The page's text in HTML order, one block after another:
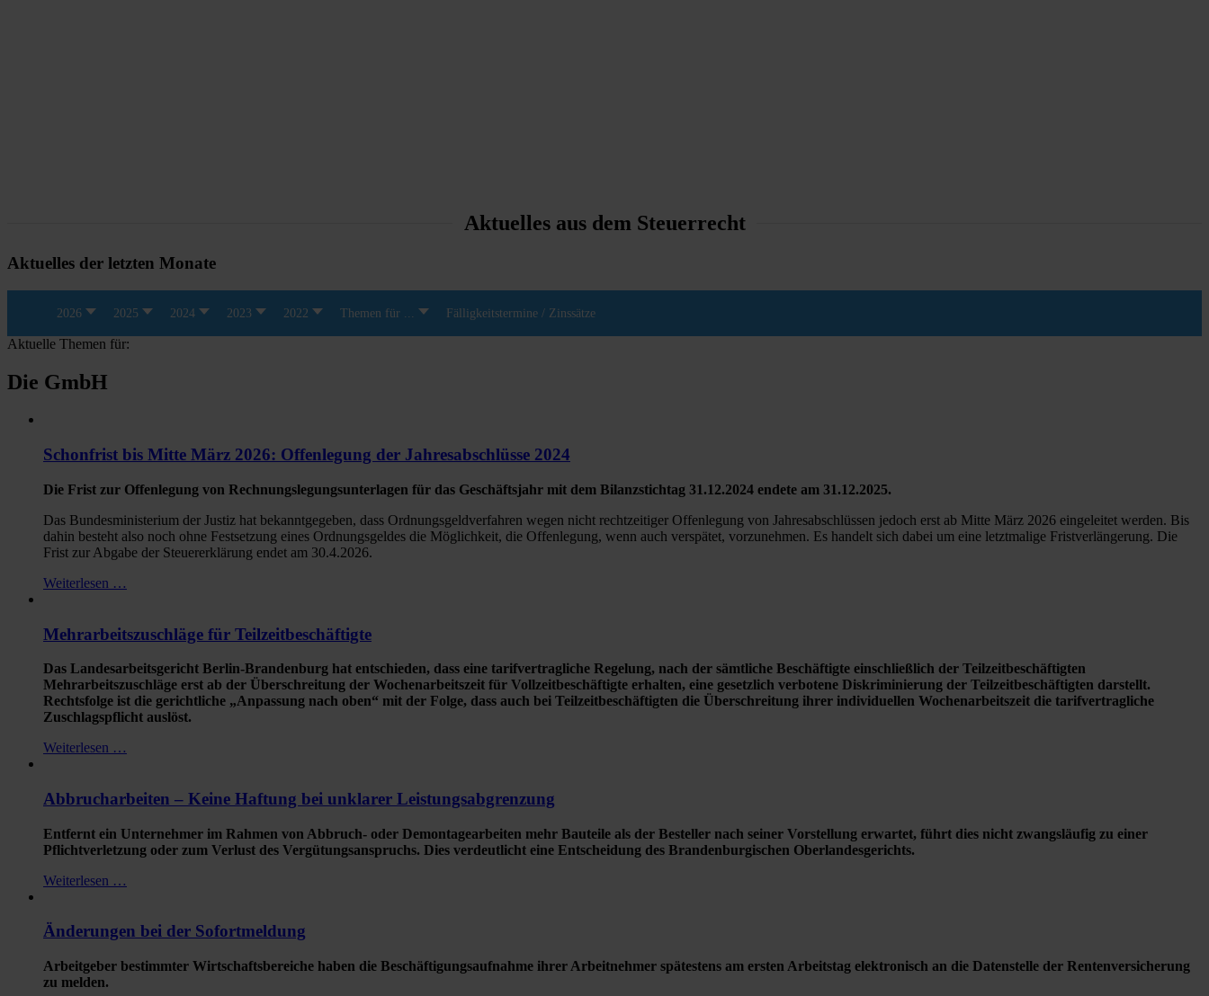
Aktuelles aus dem Steuerrecht
Aktuelles der letzten Monate
2026 2025 2024 2023 2022 Themen für ... Fälligkeitstermine / Zinssätze
Aktuelle Themen für:
Die GmbH
Schonfrist bis Mitte März 2026: Offenlegung der Jahresabschlüsse 2024
Die Frist zur Offenlegung von Rechnungslegungsunterlagen für das Geschäftsjahr mit dem Bilanzstichtag 31.12.2024 endete am 31.12.2025.
Das Bundesministerium der Justiz hat bekanntgegeben, dass Ordnungsgeldverfahren wegen nicht rechtzeitiger Offenlegung von Jahresabschlüssen jedoch erst ab Mitte März 2026 eingeleitet werden. Bis
dahin besteht also noch ohne Festsetzung eines Ordnungsgeldes die Möglichkeit, die Offenlegung, wenn auch verspätet, vorzunehmen. Es handelt sich dabei um eine letztmalige Fristverlängerung. Die
Frist zur Abgabe der Steuererklärung endet am 30.4.2026.
Weiterlesen …
Mehrarbeitszuschläge für Teilzeitbeschäftigte
Das Landesarbeitsgericht Berlin-Brandenburg hat entschieden, dass eine tarifvertragliche Regelung, nach der sämtliche Beschäftigte einschließlich der Teilzeitbeschäftigten
Mehrarbeitszuschläge erst ab der Überschreitung der Wochenarbeitszeit für Vollzeitbeschäftigte erhalten, eine gesetzlich verbotene Diskriminierung der Teilzeitbeschäftigten darstellt.
Rechtsfolge ist die gerichtliche „Anpassung nach oben“ mit der Folge, dass auch bei Teilzeitbeschäftigten die Überschreitung ihrer individuellen Wochenarbeitszeit die tarifvertragliche
Zuschlagspflicht auslöst.
Weiterlesen …
Abbrucharbeiten – Keine Haftung bei unklarer Leistungsabgrenzung
Entfernt ein Unternehmer im Rahmen von Abbruch- oder Demontagearbeiten mehr Bauteile als der Besteller nach seiner Vorstellung erwartet, führt dies nicht zwangsläufig zu einer
Pflichtverletzung oder zum Verlust des Vergütungsanspruchs. Dies verdeutlicht eine Entscheidung des Brandenburgischen Oberlandesgerichts.
Weiterlesen …
Änderungen bei der Sofortmeldung
Arbeitgeber bestimmter Wirtschaftsbereiche haben die Beschäftigungsaufnahme ihrer Arbeitnehmer spätestens am ersten Arbeitstag elektronisch an die Datenstelle der Rentenversicherung
zu melden.